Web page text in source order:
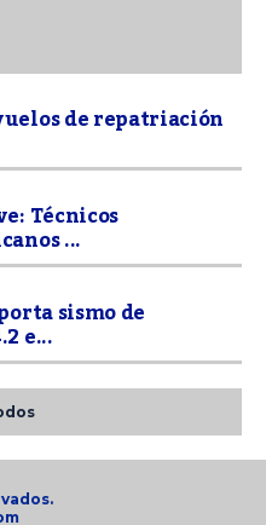
de repatriación
Técnicos
...
sismo de
e...